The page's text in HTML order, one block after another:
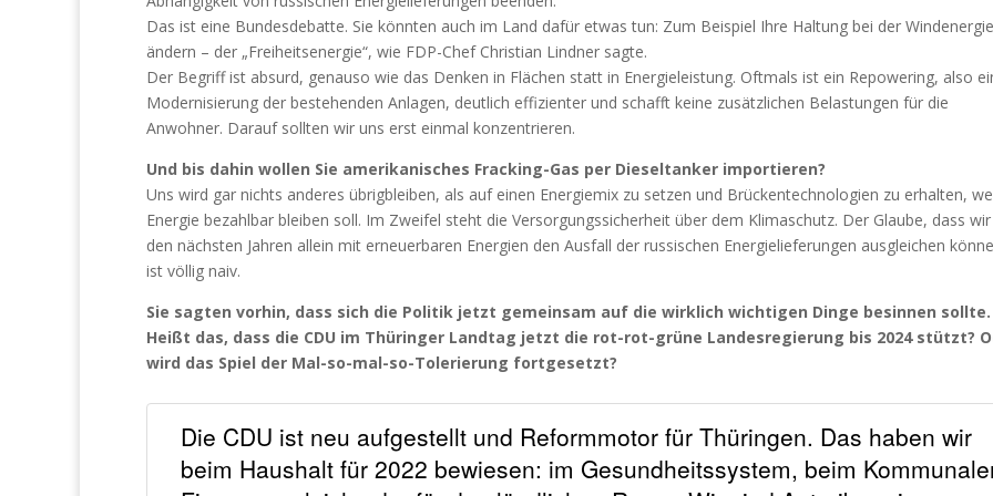
Das ist eine Bundesdebatte. Sie könnten auch im Land dafür etwas tun: Zum Beispiel Ihre Haltung bei der Windenergie
ändern – der „Freiheitsenergie“, wie FDP-Chef Christian Lindner sagte.
Der Begriff ist absurd, genauso wie das Denken in Flächen statt in Energieleistung. Oftmals ist ein Repowering, also
Modernisierung der bestehenden Anlagen, deutlich effizienter und schafft keine zusätzlichen Belastungen für die
Anwohner. Darauf sollten wir uns erst einmal konzentrieren.
Und bis dahin wollen Sie amerikanisches Fracking-Gas per Dieseltanker importieren?
Uns wird gar nichts anderes übrigbleiben, als auf einen Energiemix zu setzen und Brückentechnologien zu erhalten,
Energie bezahlbar bleiben soll. Im Zweifel steht die Versorgungssicherheit über dem Klimaschutz. Der Glaube, dass wir
den nächsten Jahren allein mit erneuerbaren Energien den Ausfall der russischen Energielieferungen ausgleichen
ist völlig naiv.
Sie sagten vorhin, dass sich die Politik jetzt gemeinsam auf die wirklich wichtigen Dinge besinnen sollte.
Heißt das, dass die CDU im Thüringer Landtag jetzt die rot-rot-grüne Landesregierung bis 2024 stützt?
wird das Spiel der Mal-so-mal-so-Tolerierung fortgesetzt?
Die CDU ist neu aufgestellt und Reformmotor für Thüringen. Das haben wir
beim Haushalt für 2022 bewiesen: im Gesundheitssystem, beim